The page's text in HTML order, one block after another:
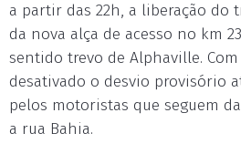
a partir das 22h, a liberação do
da nova alça de acesso no km
sentido trevo de Alphaville.
desativado o desvio provisório
pelos motoristas que seguem
a rua Bahia.